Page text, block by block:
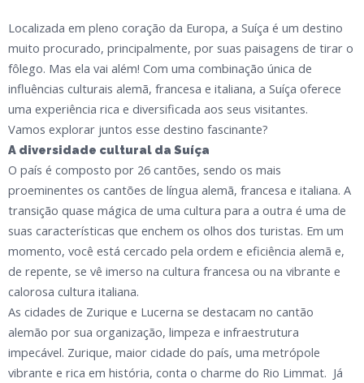
Localizada em pleno coração da Europa, a Suíça é um destino
muito procurado, principalmente, por suas paisagens de tirar o
fôlego. Mas ela vai além! Com uma combinação única de
influências culturais alemã, francesa e italiana, a Suíça oferece
uma experiência rica e diversificada aos seus visitantes.
Vamos explorar juntos esse destino fascinante?
A diversidade cultural da Suíça
O país é composto por 26 cantões, sendo os mais
proeminentes os cantões de língua alemã, francesa e italiana. A
transição quase mágica de uma cultura para a outra é uma de
suas características que enchem os olhos dos turistas. Em um
momento, você está cercado pela ordem e eficiência alemã e,
de repente, se vê imerso na cultura francesa ou na vibrante e
calorosa cultura italiana.
As cidades de Zurique e Lucerna se destacam no cantão
alemão por sua organização, limpeza e infraestrutura
impecável. Zurique, maior cidade do país, uma metrópole
vibrante e rica em história, conta o charme do Rio Limmat. Já